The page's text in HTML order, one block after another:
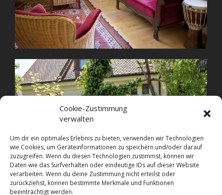
Cookie-Zustimmung
verwalten
Um dir ein optimales Erlebnis zu bieten, verwenden wir Technologien
wie Cookies, um Geräteinformationen zu speichern und/oder darauf
zuzugreifen. Wenn du diesen Technologien zustimmst, können wir
Daten wie das Surfverhalten oder eindeutige IDs auf dieser Website
verarbeiten. Wenn du deine Zustimmung nicht erteilst oder
zurückziehst, können bestimmte Merkmale und Funktionen
beeinträchtigt werden.